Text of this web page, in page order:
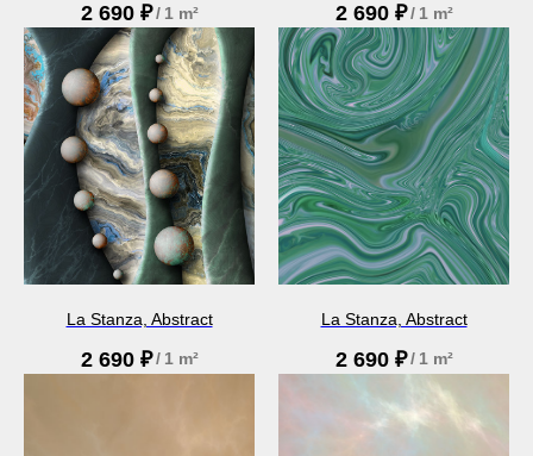
2 690 ₽ / 1 m² 2 690 ₽ / 1 m²
La Stanza, Abstract
2 690 ₽ / 1 m²
La Stanza, Abstract
2 690 ₽ / 1 m²